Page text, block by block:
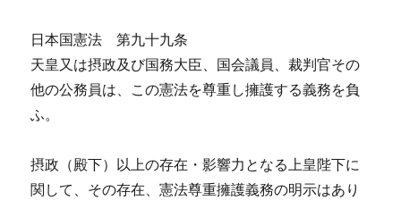
日本国憲法 第九十九条
天皇又は摂政及び国務大臣、国会議員、裁判官その
他の公務員は、この憲法を尊重し擁護する義務を負
ふ。
摂政（殿下）以上の存在・影響力となる上皇陛下に
関して、その存在、憲法尊重擁護義務の明示はあり